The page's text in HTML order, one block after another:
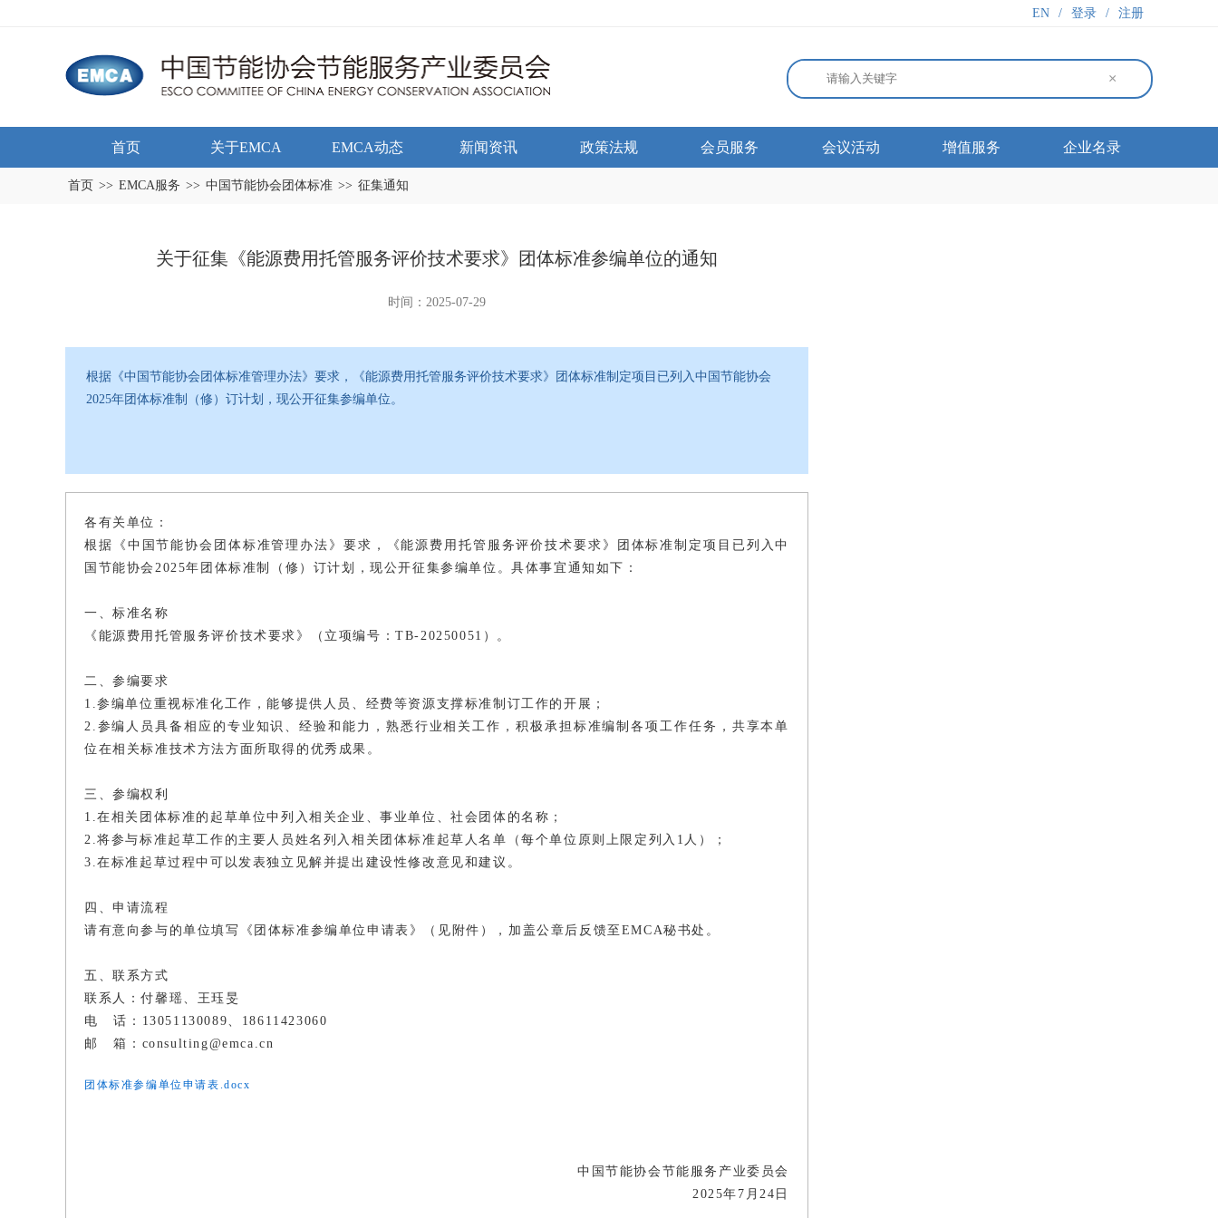
EN / 登录 / 注册
×
首页 关于EMCA EMCA动态 新闻资讯 政策法规 会员服务 会议活动 增值服务 企业名录
首页 >> EMCA服务 >> 中国节能协会团体标准 >> 征集通知
关于征集《能源费用托管服务评价技术要求》团体标准参编单位的通知
时间：2025-07-29
根据《中国节能协会团体标准管理办法》要求，《能源费用托管服务评价技术要求》团体标准制定项目已列入中国节能协会
2025年团体标准制（修）订计划，现公开征集参编单位。
各有关单位：
根据《中国节能协会团体标准管理办法》要求，《能源费用托管服务评价技术要求》团体标准制定项目已列入中
国节能协会2025年团体标准制（修）订计划，现公开征集参编单位。具体事宜通知如下：
一、标准名称
《能源费用托管服务评价技术要求》（立项编号：TB-20250051）。
二、参编要求
1.参编单位重视标准化工作，能够提供人员、经费等资源支撑标准制订工作的开展；
2.参编人员具备相应的专业知识、经验和能力，熟悉行业相关工作，积极承担标准编制各项工作任务，共享本单
位在相关标准技术方法方面所取得的优秀成果。
三、参编权利
1.在相关团体标准的起草单位中列入相关企业、事业单位、社会团体的名称；
2.将参与标准起草工作的主要人员姓名列入相关团体标准起草人名单（每个单位原则上限定列入1人）；
3.在标准起草过程中可以发表独立见解并提出建设性修改意见和建议。
四、申请流程
请有意向参与的单位填写《团体标准参编单位申请表》（见附件），加盖公章后反馈至EMCA秘书处。
五、联系方式
联系人：付馨瑶、王珏旻
电 话：13051130089、18611423060
邮 箱：consulting@emca.cn
团体标准参编单位申请表.docx
中国节能协会节能服务产业委员会
2025年7月24日